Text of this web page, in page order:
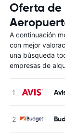
Oferta de
A continuación
con mejor
una búsqueda
empresas de